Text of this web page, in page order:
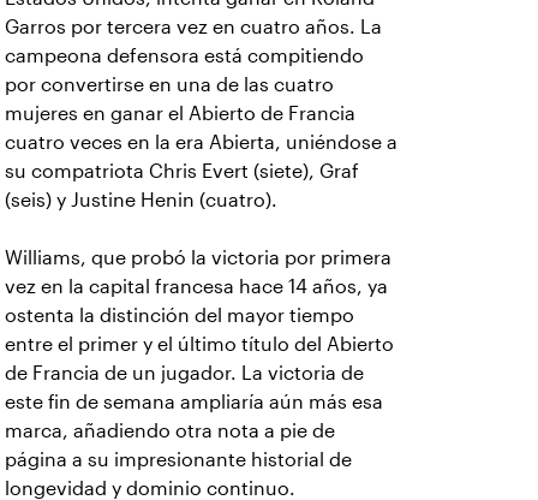
Garros por tercera vez en cuatro años. La
campeona defensora está compitiendo
por convertirse en una de las cuatro
mujeres en ganar el Abierto de Francia
cuatro veces en la era Abierta, uniéndose a
su compatriota Chris Evert (siete), Graf
(seis) y Justine Henin (cuatro).
Williams, que probó la victoria por primera
vez en la capital francesa hace 14 años, ya
ostenta la distinción del mayor tiempo
entre el primer y el último título del Abierto
de Francia de un jugador. La victoria de
este fin de semana ampliaría aún más esa
marca, añadiendo otra nota a pie de
página a su impresionante historial de
longevidad y dominio continuo.